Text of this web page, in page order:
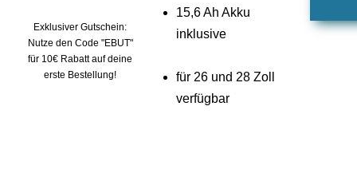
Exklusiver Gutschein:
Nutze den Code "EBUT"
für 10€ Rabatt auf deine
erste Bestellung!
15,6 Ah Akku
inklusive
für 26 und 28 Zoll
verfügbar